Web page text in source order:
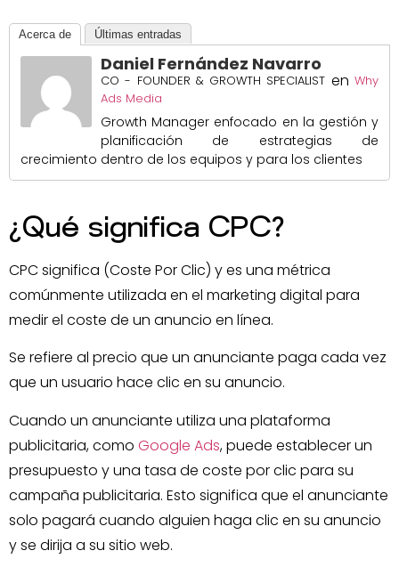
Acerca de Últimas entradas
Daniel Fernández Navarro
CO - FOUNDER & GROWTH SPECIALIST enWhy
Ads Media
Growth Manager enfocado en la gestión y
planificación de estrategias de
crecimiento dentro de los equipos y para los clientes
¿Qué significa CPC?
CPC significa (Coste Por Clic) y es una métrica
comúnmente utilizada en el marketing digital para
medir el coste de un anuncio en línea.
Se refiere al precio que un anunciante paga cada vez
que un usuario hace clic en su anuncio.
Cuando un anunciante utiliza una plataforma
publicitaria, como Google Ads, puede establecer un
presupuesto y una tasa de coste por clic para su
campaña publicitaria. Esto significa que el anunciante
solo pagará cuando alguien haga clic en su anuncio
y se dirija a su sitio web.